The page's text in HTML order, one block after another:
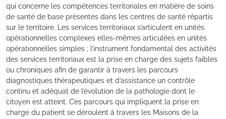
qui concerne les compétences territoriales en matière de soins
de santé de base présentes dans les centres de santé répartis
sur le territoire. Les services territoriaux s’articulent en unités
opérationnelles complexes elles-mêmes articulées en unités
opérationnelles simples ; l’instrument fondamental des activités
des services territoriaux est la prise en charge des sujets faibles
ou chroniques afin de garantir à travers les parcours
diagnostiques thérapeutiques et d’assistance un contrôle
continu et adéquat de l’évolution de la pathologie dont le
citoyen est atteint. Ces parcours qui impliquent la prise en
charge du patient se déroulent à travers les Maisons de la